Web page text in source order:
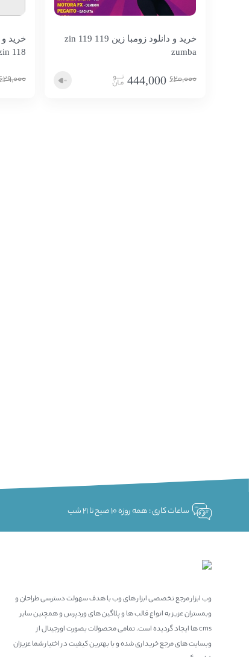
خرید و دانلود زومبا زین 119 zin 119
zumba
444,000 620,000
118
ساعات کاری : همه روزه 10 صبح تا 21 شب
وب ابزار مرجع تخصصی ابزار های وب با هدف سهولت دسترسی طراحان و
وبمستران عزیز به انواع قالب ها و پلاگین های وردپرس و همچنین سایر
cms ها ایجاد گردیده است. تمامی محصولات بصورت اورجینال از
وبسایت های مرجع خریداری شده و با بهترین کیفیت در اختیار شما عزیزان